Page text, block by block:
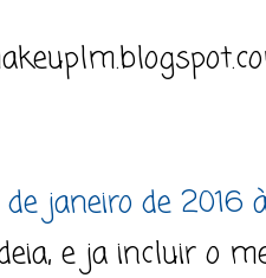
janeiro de 2016
e ja incluir o